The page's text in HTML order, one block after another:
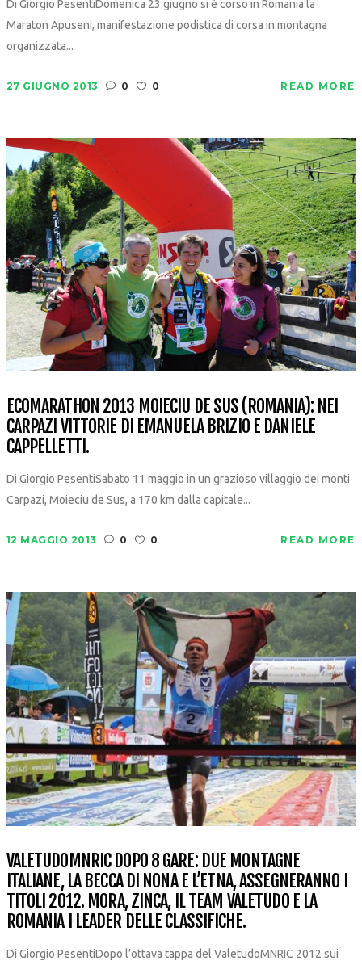
Di Giorgio PesentiDomenica 23 giugno si è corso in Romania la
Maraton Apuseni, manifestazione podistica di corsa in montagna
organizzata...
27 GIUGNO 2013 0 0 READ MORE
ECOMARATHON 2013 MOIECIU DE SUS (ROMANIA): NEI
CARPAZI VITTORIE DI EMANUELA BRIZIO E DANIELE
CAPPELLETTI.
Di Giorgio PesentiSabato 11 maggio in un grazioso villaggio dei monti
Carpazi, Moieciu de Sus, a 170 km dalla capitale...
12 MAGGIO 2013 0 0 READ MORE
VALETUDOMNRIC DOPO 8 GARE: DUE MONTAGNE
ITALIANE, LA BECCA DI NONA E L’ETNA, ASSEGNERANNO I
TITOLI 2012. MORA, ZINCA, IL TEAM VALETUDO E LA
ROMANIA I LEADER DELLE CLASSIFICHE.
Di Giorgio PesentiDopo l’ottava tappa del ValetudoMNRIC 2012 sui